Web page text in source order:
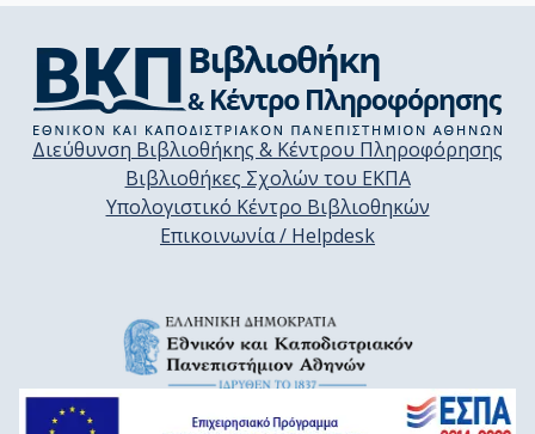
Διεύθυνση Βιβλιοθήκης & Κέντρου Πληροφόρησης
Βιβλιοθήκες Σχολών του ΕΚΠΑ
Υπολογιστικό Κέντρο Βιβλιοθηκών
Επικοινωνία / Helpdesk